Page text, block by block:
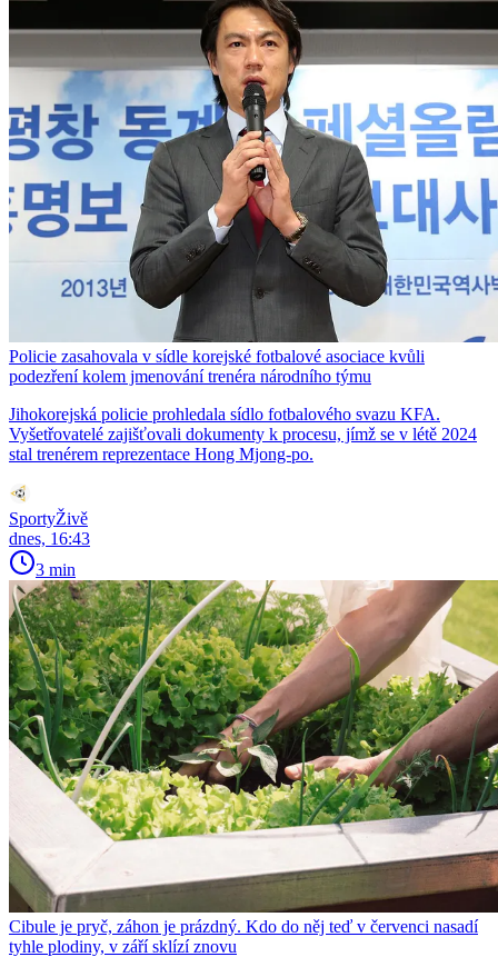
Policie zasahovala v sídle korejské fotbalové asociace kvůli
podezření kolem jmenování trenéra národního týmu
Jihokorejská policie prohledala sídlo fotbalového svazu KFA.
Vyšetřovatelé zajišťovali dokumenty k procesu, jímž se v létě 2024
stal trenérem reprezentace Hong Mjong-po.
SportyŽivě
dnes, 16:43
3 min
Cibule je pryč, záhon je prázdný. Kdo do něj teď v červenci nasadí
tyhle plodiny, v září sklízí znovu